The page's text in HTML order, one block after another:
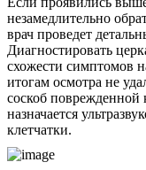
незамедлительно
врач проведет
Диагностировать
схожести симптомов
итогам осмотра не
соскоб поврежденной
назначается
клетчатки.